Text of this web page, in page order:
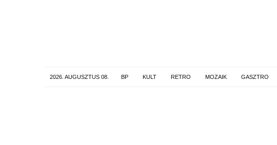
2026. AUGUSZTUS 08. BP KULT RETRO MOZAIK GASZTRO